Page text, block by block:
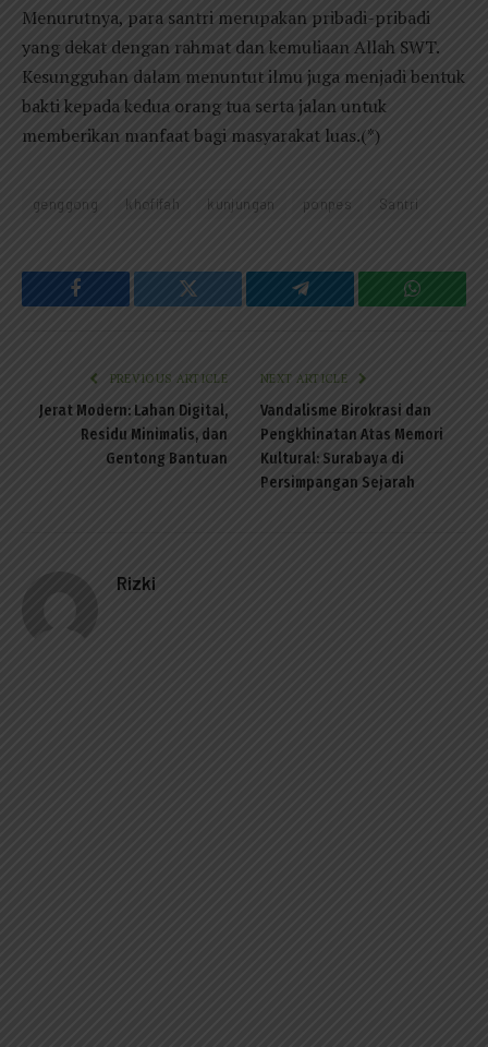
Menurutnya, para santri merupakan pribadi-pribadi
yang dekat dengan rahmat dan kemuliaan Allah SWT.
Kesungguhan dalam menuntut ilmu juga menjadi bentuk
bakti kepada kedua orang tua serta jalan untuk
memberikan manfaat bagi masyarakat luas.(*)
genggong khofifah kunjungan ponpes Santri
Facebook Twitter Telegram
PREVIOUS ARTICLE
Jerat Modern: Lahan Digital,
Residu Minimalis, dan
Gentong Bantuan
NEXT ARTICLE
Vandalisme Birokrasi dan
Pengkhinatan Atas Memori
Kultural: Surabaya di
Persimpangan Sejarah
Rizki